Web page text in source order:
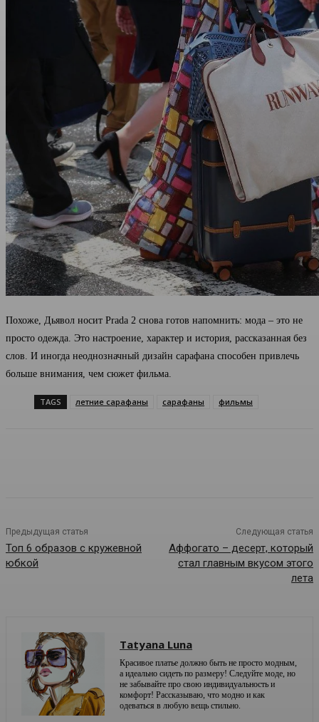
Похоже, Дьявол носит Prada 2 снова готов напомнить: мода – это не
просто одежда. Это настроение, характер и история, рассказанная без
слов. И иногда неоднозначный дизайн сарафана способен привлечь
больше внимания, чем сюжет фильма.
TAGS летние сарафаны сарафаны фильмы
Предыдущая статья
Топ 6 образов с кружевной
юбкой
Следующая статья
Аффогато – десерт, который
стал главным вкусом этого
лета
Tatyana Luna
Красивое платье должно быть не просто модным,
а идеально сидеть по размеру! Следуйте моде, но
не забывайте про свою индивидуальность и
комфорт! Рассказываю, что модно и как
одеваться в любую вещь стильно.